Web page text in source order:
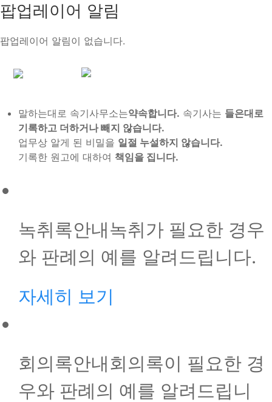
팝업레이어 알림
팝업레이어 알림이 없습니다.
말하는대로 속기사무소는약속합니다. 속기사는 들은대로
기록하고 더하거나 빼지 않습니다.
업무상 알게 된 비밀을 일절 누설하지 않습니다.
기록한 원고에 대하여 책임을 집니다.
녹취록안내녹취가 필요한 경우
와 판례의 예를 알려드립니다.
자세히 보기
회의록안내회의록이 필요한 경
우와 판례의 예를 알려드립니